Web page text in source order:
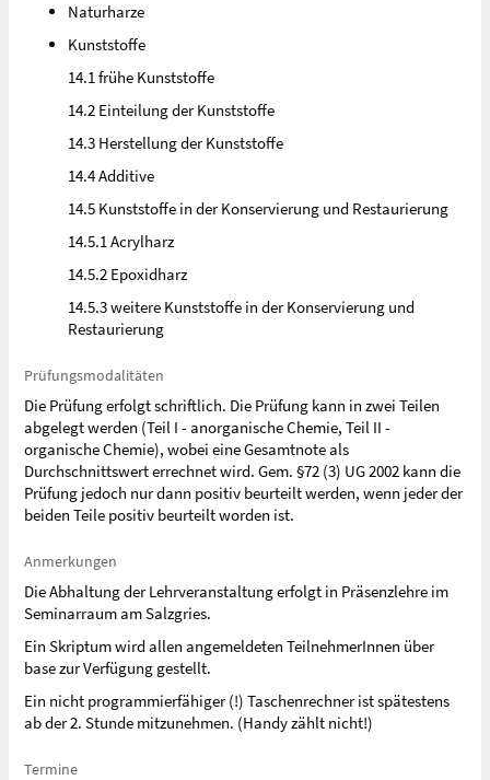
Naturharze
Kunststoffe
14.1 frühe Kunststoffe
14.2 Einteilung der Kunststoffe
14.3 Herstellung der Kunststoffe
14.4 Additive
14.5 Kunststoffe in der Konservierung und Restaurierung
14.5.1 Acrylharz
14.5.2 Epoxidharz
14.5.3 weitere Kunststoffe in der Konservierung und
Restaurierung
Prüfungsmodalitäten
Die Prüfung erfolgt schriftlich. Die Prüfung kann in zwei Teilen
abgelegt werden (Teil I - anorganische Chemie, Teil II -
organische Chemie), wobei eine Gesamtnote als
Durchschnittswert errechnet wird. Gem. §72 (3) UG 2002 kann die
Prüfung jedoch nur dann positiv beurteilt werden, wenn jeder der
beiden Teile positiv beurteilt worden ist.
Anmerkungen
Die Abhaltung der Lehrveranstaltung erfolgt in Präsenzlehre im
Seminarraum am Salzgries.
Ein Skriptum wird allen angemeldeten TeilnehmerInnen über
base zur Verfügung gestellt.
Ein nicht programmierfähiger (!) Taschenrechner ist spätestens
ab der 2. Stunde mitzunehmen. (Handy zählt nicht!)
Termine